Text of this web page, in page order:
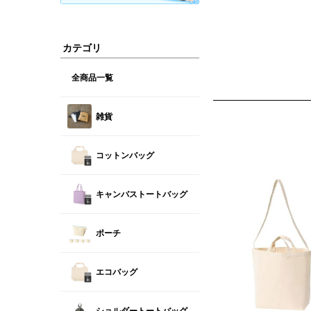
カテゴリ
全商品一覧
雑貨
コットンバッグ
キャンバストートバッグ
ポーチ
エコバッグ